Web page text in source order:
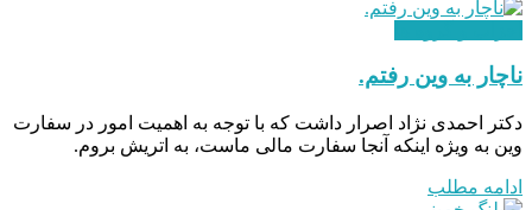
ناچار به وین رفتم.
دکتر احمدی نژاد اصرار داشت که با توجه به اهمیت امور در سفارت
وین به ویژه اینکه آنجا سفارت مالی ماست، به اتریش بروم.
ادامه مطلب